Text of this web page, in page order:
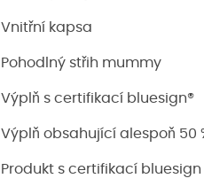
Vnitřní kapsa
Pohodlný střih mummy
Výplň s certifikací bluesign®
Výplň obsahující alespoň 50
Produkt s certifikací bluesign